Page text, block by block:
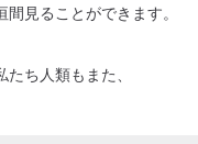
見ることができます。
ち人類もまた、